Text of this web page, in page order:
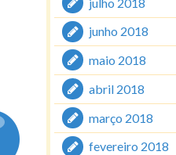
junho 2018
maio 2018
abril 2018
março 2018
fevereiro 2018